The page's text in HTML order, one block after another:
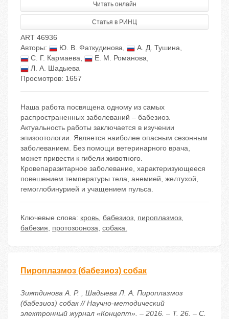
Читать онлайн
Статья в РИНЦ
ART 46936
Авторы:
Ю. В. Фаткудинова, А. Д. Тушина,
С. Г. Кармаева, Е. М. Романова,
Л. А. Шадыева
Просмотров: 1657
Наша работа посвящена одному из самых
распространенных заболеваний – бабезиоз.
Актуальность работы заключается в изучении
эпизоотологии. Является наиболее опасным сезонным
заболеванием. Без помощи ветеринарного врача,
может привести к гибели животного.
Кровепаразитарное заболевание, характеризующееся
повешением температуры тела, анемией, желтухой,
гемоглобинурией и учащением пульса.
Ключевые слова: кровь, бабезиоз, пироплазмоз,
бабезия, протозооноза, собака.
Пироплазмоз (бабезиоз) собак
Зиятдинова А. Р. , Шадыева Л. А. Пироплазмоз
(бабезиоз) собак // Научно-методический
электронный журнал «Концепт». – 2016. – Т. 26. – С.